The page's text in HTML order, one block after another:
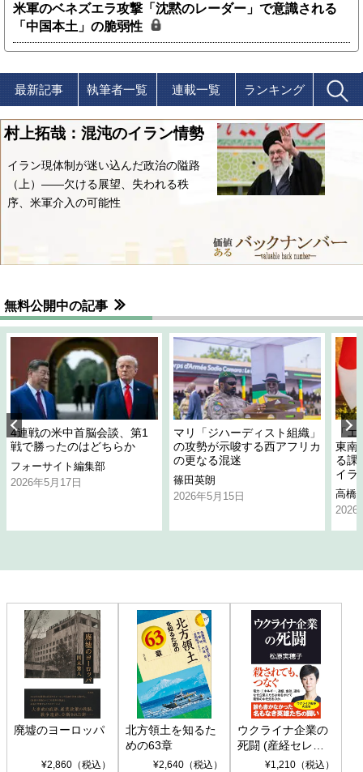
米軍のベネズエラ攻撃「沈黙のレーダー」で意識される
「中国本土」の脆弱性
最新記事 執筆者一覧 連載一覧 ランキング
村上拓哉：混沌のイラン情勢
イラン現体制が迷い込んだ政治の隘路
（上）――欠ける展望、失われる秩
序、米軍介入の可能性
無料公開中の記事
4連戦の米中首脳会談、第1
戦で勝ったのはどちらか
フォーサイト編集部
2026年5月17日
マリ「ジハーディスト組織」
の攻勢が示唆する西アフリカ
の更なる混迷
篠田英朗
2026年5月15日
「
東南
る課
イラ
高橋
2026
廃墟のヨーロッパ
¥2,860（税込）
北方領土を知るた
めの63章
¥2,640（税込）
ウクライナ企業の
死闘 (産経セレク
ト S 039)¥1,210（税込）